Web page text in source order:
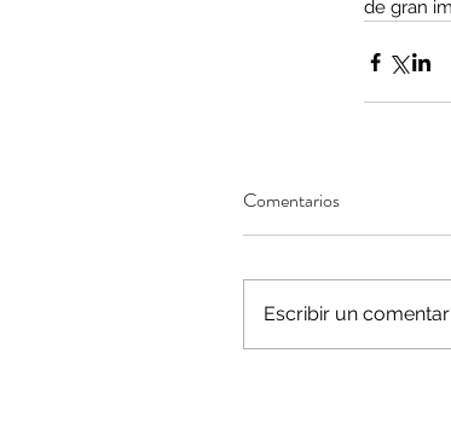
Minería del
menor
operaciones
de gran
Comentarios
Escribir un